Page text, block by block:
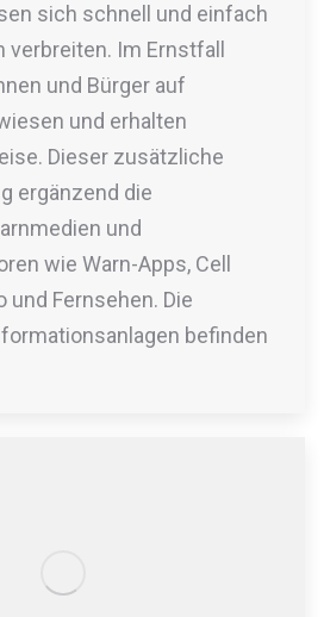
sich schnell und einfach
Im Ernstfall
und Bürger auf
und erhalten
Dieser zusätzliche
ergänzend die
und
wie Warn-Apps, Cell
und Fernsehen. Die
befinden